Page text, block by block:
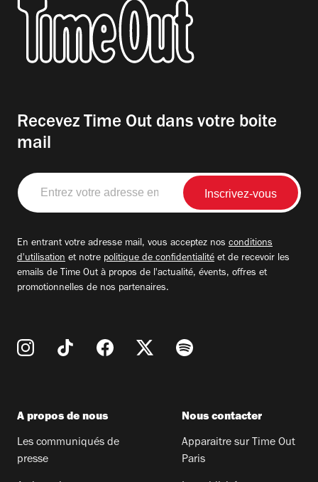
Recevez Time Out dans votre boite
mail
Entrez
votre
adresse
En entrant votre adresse mail, vous acceptez nos conditions
d'utilisation et notre politique de confidentialité et de recevoir les
emails de Time Out à propos de l'actualité, évents, offres et
promotionnelles de nos partenaires.
A propos de nous
Les communiqués de
presse
Nous contacter
Apparaitre sur Time Out
Paris